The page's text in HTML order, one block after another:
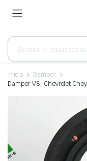
Búsqueda
productos
Inicio
Damper
Damper V8, Chevrolet